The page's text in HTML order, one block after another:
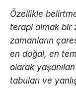
Özellikle
terapi almak bir
zamanların
en doğal, en
olarak
tabuları ve